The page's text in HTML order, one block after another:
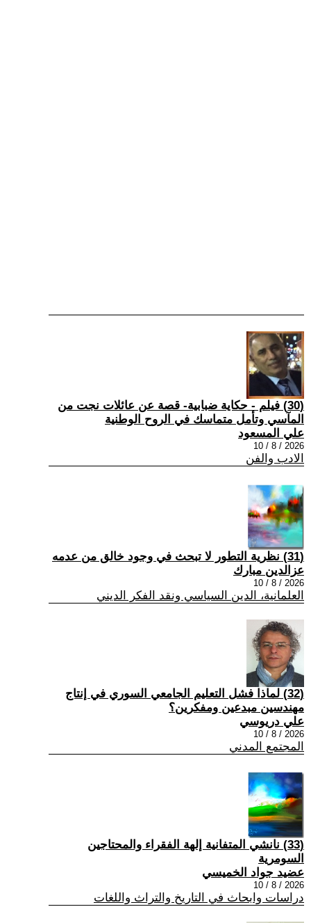
(30) فيلم - حكاية ضبابية- قصة عن عائلات نجت من
المآسي وتأمل متماسك في الروح الوطنية
علي المسعود
2026 / 8 / 10
الادب والفن
(31) نظرية التطور لا تبحث في وجود خالق من عدمه
عزالدين مبارك
2026 / 8 / 10
العلمانية، الدين السياسي ونقد الفكر الديني
(32) لماذا فشل التعليم الجامعي السوري في إنتاج
مهندسين مبدعين ومفكرين؟
علي دريوسي
2026 / 8 / 10
المجتمع المدني
(33) نانشي المتفانية إلهة الفقراء والمحتاجين
السومرية
عضيد جواد الخميسي
2026 / 8 / 10
دراسات وابحاث في التاريخ والتراث واللغات